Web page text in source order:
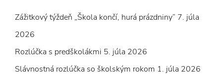
Zážitkový týždeň „Škola končí, hurá prázdniny“ 7. júla
2026
Rozlúčka s predškolákmi 5. júla 2026
Slávnostná rozlúčka so školským rokom 1. júla 2026